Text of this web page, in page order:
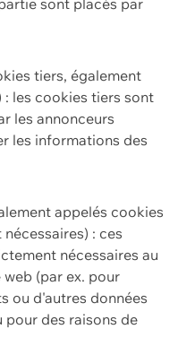
sont placés par
tiers, également
les cookies tiers sont
les annonceurs
les informations des
appelés cookies
: ces
nécessaires au
(par ex. pour
ou d'autres données
des raisons de